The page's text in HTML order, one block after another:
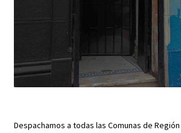
Despachamos a todas las Comunas de